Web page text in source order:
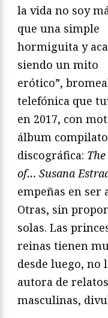
la vida no soy
que una simple
hormiguita y
siendo un mito
erótico”,
telefónica que
en 2017, con
álbum
discográfica:
of… Susana
empeñas en ser
Otras, sin
solas. Las
reinas tienen
desde luego, no
autora de
masculinas,